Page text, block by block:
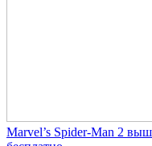
Marvel’s Spider-Man 2